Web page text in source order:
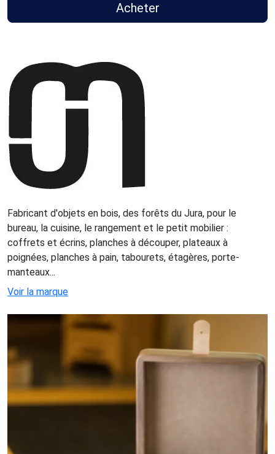
Acheter
Fabricant d'objets en bois, des forêts du Jura, pour le
bureau, la cuisine, le rangement et le petit mobilier :
coffrets et écrins, planches à découper, plateaux à
poignées, planches à pain, tabourets, étagères, porte-
manteaux...
Voir la marque